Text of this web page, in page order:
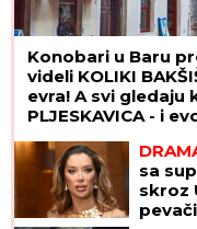
Konobari u Baru
videli KOLIKI
evra! A svi gledaju
PLJESKAVICA - i
sa
skroz